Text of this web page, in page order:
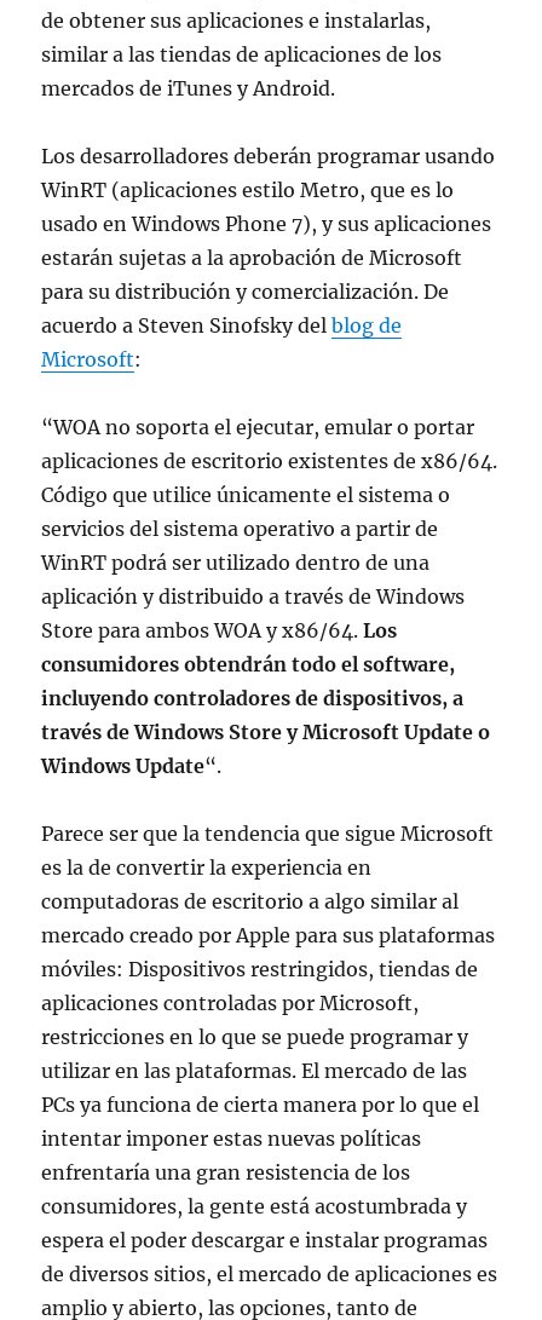
de obtener sus aplicaciones e instalarlas,
similar a las tiendas de aplicaciones de los
mercados de iTunes y Android.
Los desarrolladores deberán programar usando
WinRT (aplicaciones estilo Metro, que es lo
usado en Windows Phone 7), y sus aplicaciones
estarán sujetas a la aprobación de Microsoft
para su distribución y comercialización. De
acuerdo a Steven Sinofsky delblog de
Microsoft:
“WOA no soporta el ejecutar, emular o portar
aplicaciones de escritorio existentes de x86/64.
Código que utilice únicamente el sistema o
servicios del sistema operativo a partir de
WinRT podrá ser utilizado dentro de una
aplicación y distribuido a través de Windows
Store para ambos WOA y x86/64.Los
consumidores obtendrán todo el software,
incluyendo controladores de dispositivos, a
través de Windows Store y Microsoft Update o
Windows Update“.
Parece ser que la tendencia que sigue Microsoft
es la de convertir la experiencia en
computadoras de escritorio a algo similar al
mercado creado por Apple para sus plataformas
móviles: Dispositivos restringidos, tiendas de
aplicaciones controladas por Microsoft,
restricciones en lo que se puede programar y
utilizar en las plataformas. El mercado de las
PCs ya funciona de cierta manera por lo que el
intentar imponer estas nuevas políticas
enfrentaría una gran resistencia de los
consumidores, la gente está acostumbrada y
espera el poder descargar e instalar programas
de diversos sitios, el mercado de aplicaciones es
amplio y abierto, las opciones, tanto de